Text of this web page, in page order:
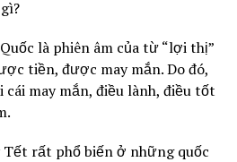
là phiên âm của từ “lợi thị”
tiền, được may mắn. Do đó,
may mắn, điều lành, điều tốt
Tết rất phổ biến ở những quốc